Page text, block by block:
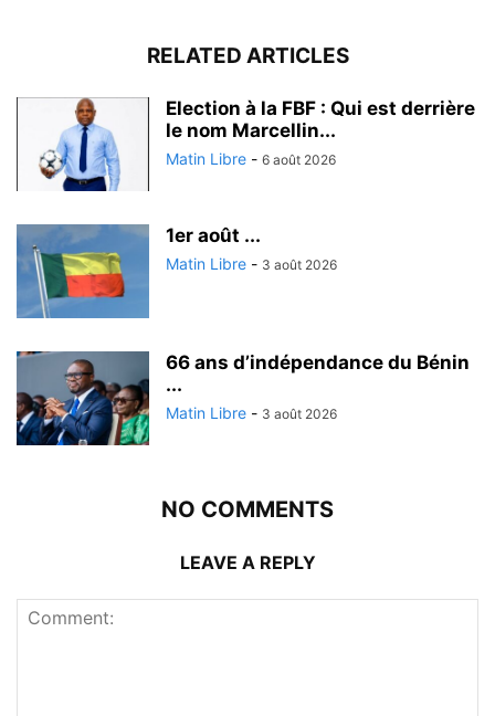
RELATED ARTICLES
Election à la FBF : Qui est derrière
le nom Marcellin...
Matin Libre - 6 août 2026
1er août ...
Matin Libre - 3 août 2026
66 ans d’indépendance du Bénin
...
Matin Libre - 3 août 2026
NO COMMENTS
LEAVE A REPLY